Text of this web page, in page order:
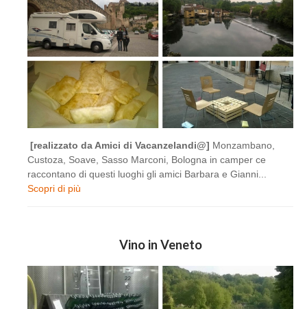
[realizzato da Amici di Vacanzelandi@] Monzambano,
Custoza, Soave, Sasso Marconi, Bologna in camper ce
raccontano di questi luoghi gli amici Barbara e Gianni...
Scopri di più
Vino in Veneto